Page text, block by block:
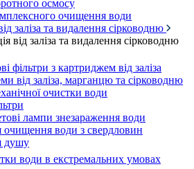
осмосу
очищення води
заліза та видалення сірководню
від заліза та видалення сірководню
фільтри з картриджем від заліза
від заліза, марганцю та сірководню
очистки води
лампи знезараження води
очищення води з свердловин
душу
води в екстремальних умовах